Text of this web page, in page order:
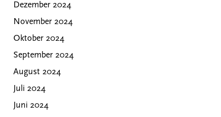
Dezember 2024
November 2024
Oktober 2024
September 2024
August 2024
Juli 2024
Juni 2024